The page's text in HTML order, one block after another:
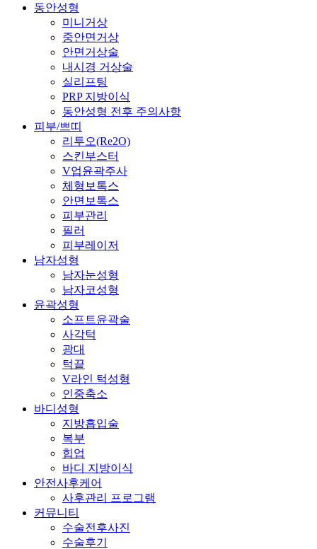
동안성형
미니거상
중안면거상
안면거상술
내시경 거상술
실리프팅
PRP 지방이식
동안성형 전후 주의사항
피부/쁘띠
리투오(Re2O)
스킨부스터
V업윤곽주사
체형보톡스
안면보톡스
피부관리
필러
피부레이저
남자성형
남자눈성형
남자코성형
윤곽성형
소프트윤곽술
사각턱
광대
턱끝
V라인 턱성형
인중축소
바디성형
지방흡입술
복부
힙업
바디 지방이식
안전사후케어
사후관리 프로그램
커뮤니티
수술전후사진
수술후기